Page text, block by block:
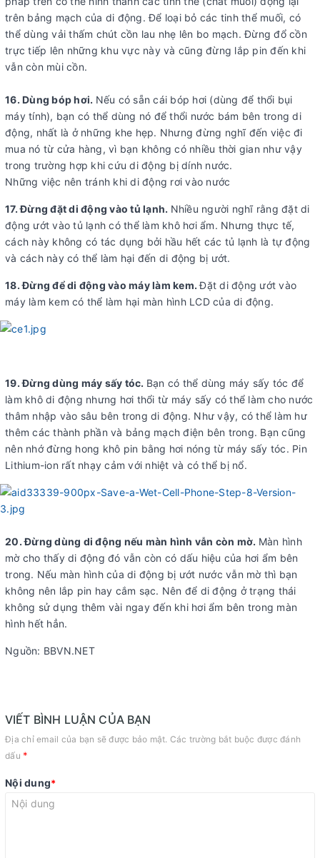
trên bảng mạch của di động. Để loại bỏ các tinh thể muối, có
thể dùng vải thấm chút cồn lau nhẹ lên bo mạch. Đừng đổ cồn
trực tiếp lên những khu vực này và cũng đừng lắp pin đến khi
vẫn còn mùi cồn.
16. Dùng bóp hơi. Nếu có sẵn cái bóp hơi (dùng để thổi bụi
máy tính), bạn có thể dùng nó để thổi nước bám bên trong di
động, nhất là ở những khe hẹp. Nhưng đừng nghĩ đến việc đi
mua nó từ cửa hàng, vì bạn không có nhiều thời gian như vậy
trong trường hợp khi cứu di động bị dính nước.
Những việc nên tránh khi di động rơi vào nước
17. Đừng đặt di động vào tủ lạnh. Nhiều người nghĩ rằng đặt di
động ướt vào tủ lạnh có thể làm khô hơi ẩm. Nhưng thực tế,
cách này không có tác dụng bởi hầu hết các tủ lạnh là tự động
và cách này có thể làm hại đến di động bị ướt.
18. Đừng để di động vào máy làm kem.Đặt di động ướt vào
máy làm kem có thể làm hại màn hình LCD của di động.
19. Đừng dùng máy sấy tóc. Bạn có thể dùng máy sấy tóc để
làm khô di động nhưng hơi thổi từ máy sấy có thể làm cho nước
thâm nhập vào sâu bên trong di động. Như vậy, có thể làm hư
thêm các thành phần và bảng mạch điện bên trong. Bạn cũng
nên nhớ đừng hong khô pin bằng hơi nóng từ máy sấy tóc. Pin
Lithium-ion rất nhạy cảm với nhiệt và có thể bị nổ.
20. Đừng dùng di động nếu màn hình vẫn còn mờ. Màn hình
mờ cho thấy di động đó vẫn còn có dấu hiệu của hơi ẩm bên
trong. Nếu màn hình của di động bị ướt nước vẫn mờ thì bạn
không nên lắp pin hay cắm sạc. Nên để di động ở trạng thái
không sử dụng thêm vài ngay đến khi hơi ẩm bên trong màn
hình hết hẳn.
Nguồn: BBVN.NET
VIẾT BÌNH LUẬN CỦA BẠN
Địa chỉ email của bạn sẽ được bảo mật. Các trường bắt buộc được đánh
dấu *
Nội dung*